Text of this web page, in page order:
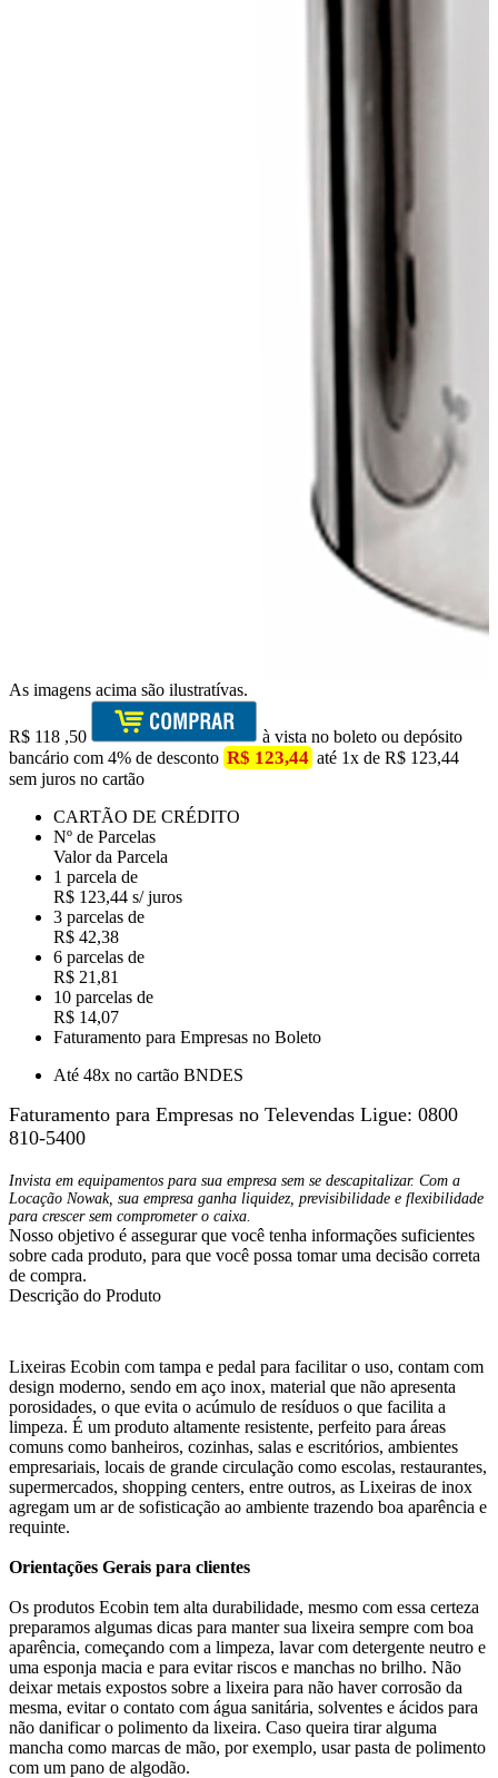
As imagens acima são ilustratívas.
R$ 118 ,50
à vista no boleto ou depósito
bancário com 4% de desconto R$ 123,44 até 1x de R$ 123,44
sem juros no cartão
CARTÃO DE CRÉDITO
Nº de Parcelas
Valor da Parcela
1 parcela de
R$ 123,44 s/ juros
3 parcelas de
R$ 42,38
6 parcelas de
R$ 21,81
10 parcelas de
R$ 14,07
Faturamento para Empresas no Boleto
Até 48x no cartão BNDES
Faturamento para Empresas no Televendas Ligue: 0800
810-5400
Invista em equipamentos para sua empresa sem se descapitalizar. Com a
Locação Nowak, sua empresa ganha liquidez, previsibilidade e flexibilidade
para crescer sem comprometer o caixa.
Nosso objetivo é assegurar que você tenha informações suficientes
sobre cada produto, para que você possa tomar uma decisão correta
de compra.
Descrição do Produto
Lixeiras Ecobin com tampa e pedal para facilitar o uso, contam com
design moderno, sendo em aço inox, material que não apresenta
porosidades, o que evita o acúmulo de resíduos o que facilita a
limpeza. É um produto altamente resistente, perfeito para áreas
comuns como banheiros, cozinhas, salas e escritórios, ambientes
empresariais, locais de grande circulação como escolas, restaurantes,
supermercados, shopping centers, entre outros, as Lixeiras de inox
agregam um ar de sofisticação ao ambiente trazendo boa aparência e
requinte.
Orientações Gerais para clientes
Os produtos Ecobin tem alta durabilidade, mesmo com essa certeza
preparamos algumas dicas para manter sua lixeira sempre com boa
aparência, começando com a limpeza, lavar com detergente neutro e
uma esponja macia e para evitar riscos e manchas no brilho. Não
deixar metais expostos sobre a lixeira para não haver corrosão da
mesma, evitar o contato com água sanitária, solventes e ácidos para
não danificar o polimento da lixeira. Caso queira tirar alguma
mancha como marcas de mão, por exemplo, usar pasta de polimento
com um pano de algodão.